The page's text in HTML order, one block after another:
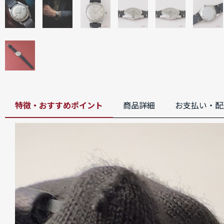
特徴・おすすめポイント 商品詳細 お支払い・